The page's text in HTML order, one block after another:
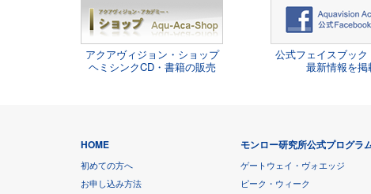
アクアヴィジョン・ショップ
ヘミシンクCD・書籍の販売
公式フェイスブック
最新情報を掲
HOME
初めての方へ
お申し込み方法
モンロー研究所公式プログラ
ゲートウェイ・ヴォエッジ
ピーク・ウィーク